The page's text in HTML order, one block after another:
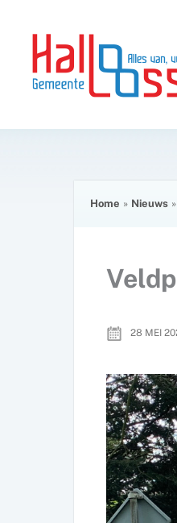
inhoud
inhoud
Home Nieuws
28 MEI